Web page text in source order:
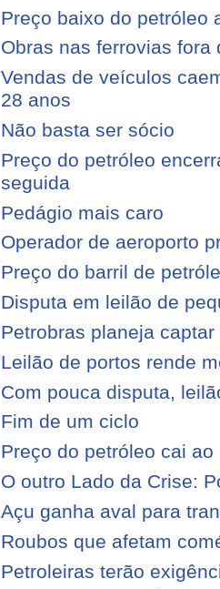
Preço baixo do petróleo
Obras nas ferrovias fora
Vendas de veículos
28 anos
Não basta ser sócio
Preço do petróleo
seguida
Pedágio mais caro
Operador de aeroporto
Preço do barril de
Disputa em leilão de
Petrobras planeja
Leilão de portos rende
Com pouca disputa,
Fim de um ciclo
Preço do petróleo cai
O outro Lado da Crise:
Açu ganha aval para
Roubos que afetam
Petroleiras terão